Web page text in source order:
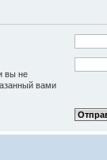
вы не
вами